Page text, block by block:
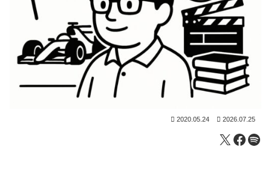
2020.05.24 2026.07.25
X